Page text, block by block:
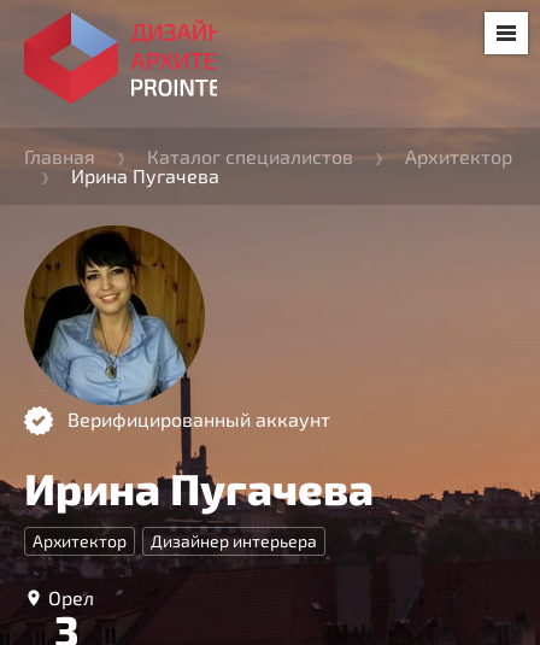
Главная Каталог специалистов
Архитектор
Ирина Пугачева
Верифицированный аккаунт
Ирина Пугачева
Архитектор Дизайнер интерьера
Орел
3